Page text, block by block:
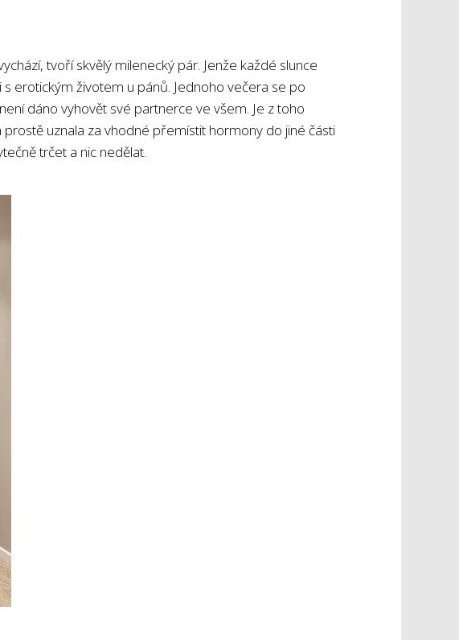
tvoří skvělý milenecký pár. Jenže každé slunce
erotickým životem u pánů. Jednoho večera se po
dáno vyhovět své partnerce ve všem. Je z toho
uznala za vhodné přemístit hormony do jiné části
trčet a nic nedělat.